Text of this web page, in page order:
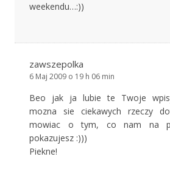
weekendu…:))
zawszepolka
6 Maj 2009 o 19 h 06 min
Beo jak ja lubie te Twoje
mozna sie ciekawych rzeczy
mowiac o tym, co nam na
pokazujesz :)))
Piekne!